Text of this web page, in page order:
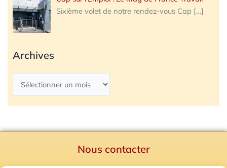
Sixième volet de notre rendez-vous Cap […]
Archives
Nous contacter